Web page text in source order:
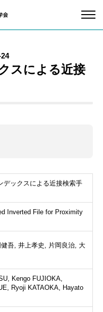
スによる近接
デックスによる近接検索手
Inverted File for Proximity
吾, 井上孝史, 片岡良治, 大
Kengo FUJIOKA,
Ryoji KATAOKA, Hayato